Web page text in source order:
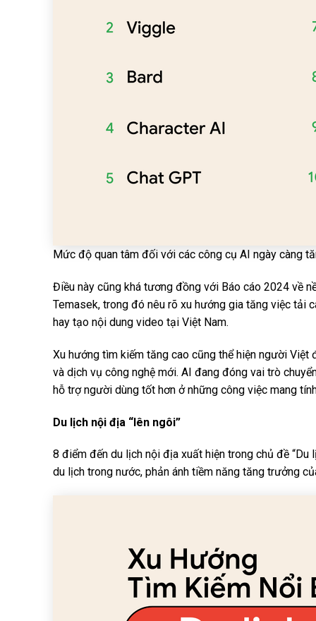
Mức độ quan tâm đối với các công cụ AI ngày càng
Điều này cũng khá tương đồng với Báo cáo 2024 về
Temasek, trong đó nêu rõ xu hướng gia tăng việc tải
hay tạo nội dung video tại Việt Nam.
Xu hướng tìm kiếm tăng cao cũng thể hiện người
và dịch vụ công nghệ mới. AI đang đóng vai trò
hỗ trợ người dùng tốt hơn ở những công việc mang
Du lịch nội địa “lên ngôi”
8 điểm đến du lịch nội địa xuất hiện trong chủ đề “Du
du lịch trong nước, phản ánh tiềm năng tăng trưởng